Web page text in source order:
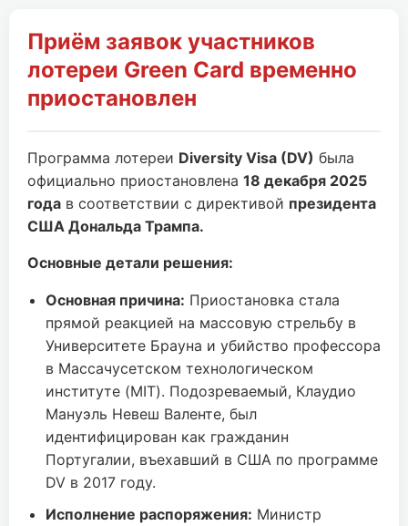
Приём заявок участников
лотереи Green Card временно
приостановлен
Программа лотереи Diversity Visa (DV) была
официально приостановлена 18 декабря 2025
года в соответствии с директивой президента
США Дональда Трампа.
Основные детали решения:
Основная причина: Приостановка стала
прямой реакцией на массовую стрельбу в
Университете Брауна и убийство профессора
в Массачусетском технологическом
институте (MIT). Подозреваемый, Клаудио
Мануэль Невеш Валенте, был
идентифицирован как гражданин
Португалии, въехавший в США по программе
DV в 2017 году.
Исполнение распоряжения: Министр